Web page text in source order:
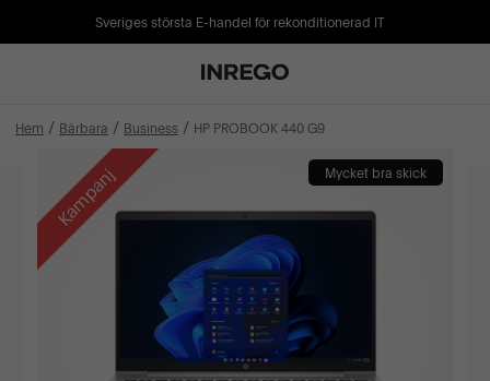
Sveriges största E-handel för rekonditionerad IT
Hem Bärbara Business HP PROBOOK 440 G9
Kampanj Mycket bra skick